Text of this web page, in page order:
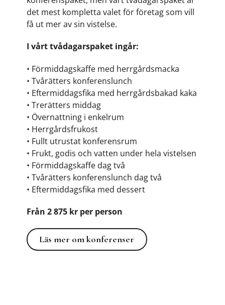
det mest kompletta valet för företag som vill
få ut mer av sin vistelse.
I vårt tvådagarspaket ingår:
• Förmiddagskaffe med herrgårdsmacka
• Tvårätters konferenslunch
• Eftermiddagsfika med herrgårdsbakad kaka
• Trerätters middag
• Övernattning i enkelrum
• Herrgårdsfrukost
• Fullt utrustat konferensrum
• Frukt, godis och vatten under hela vistelsen
• Förmiddagskaffe dag två
• Tvårätters konferenslunch dag två
• Eftermiddagsfika med dessert
Från 2 875 kr per person
Läs mer om konferenser
Läs mer om konferenser